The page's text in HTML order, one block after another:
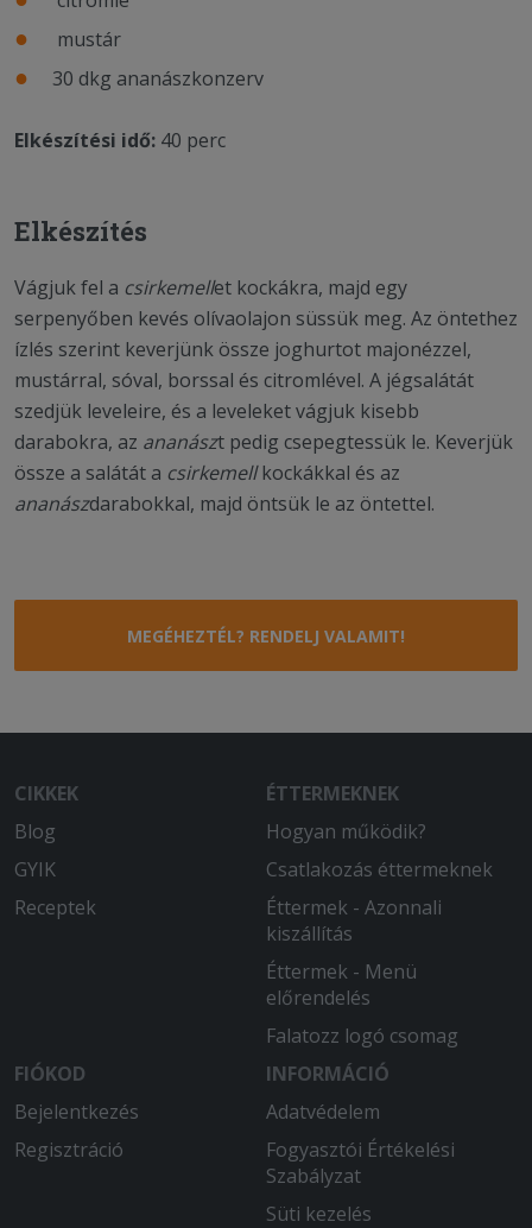
mustár
30 dkg ananászkonzerv
Elkészítési idő: 40 perc
Elkészítés
Vágjuk fel a csirkemellet kockákra, majd egy
serpenyőben kevés olívaolajon süssük meg. Az öntethez
ízlés szerint keverjünk össze joghurtot majonézzel,
mustárral, sóval, borssal és citromlével. A jégsalátát
szedjük leveleire, és a leveleket vágjuk kisebb
darabokra, az ananászt pedig csepegtessük le. Keverjük
össze a salátát a csirkemellkockákkal és az
ananászdarabokkal, majd öntsük le az öntettel.
MEGÉHEZTÉL? RENDELJ VALAMIT!
CIKKEK
Blog
GYIK
Receptek
ÉTTERMEKNEK
Hogyan működik?
Csatlakozás éttermeknek
Éttermek - Azonnali
kiszállítás
Éttermek - Menü
előrendelés
Falatozz logó csomag
FIÓKOD
Bejelentkezés
Regisztráció
INFORMÁCIÓ
Adatvédelem
Fogyasztói Értékelési
Szabályzat
Süti kezelés